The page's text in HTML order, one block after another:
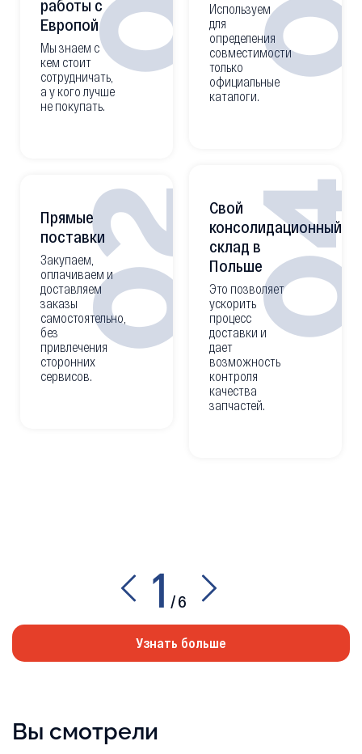
работы с
Европой
Мы знаем с
кем стоит
сотрудничать,
а у кого лучше
не покупать.
02
Прямые
поставки
Закупаем,
оплачиваем и
доставляем
заказы
самостоятельно,
без
привлечения
сторонних
сервисов.
Используем
для
определения
совместимости
только
официальные
каталоги.
Свой
консолидационный
склад в
Польше
Это позволяет
ускорить
процесс
доставки и
дает
возможность
контроля
качества
запчастей.
1 /6
Узнать больше
Вы смотрели